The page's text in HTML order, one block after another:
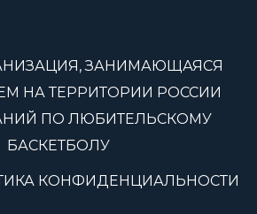
ЗАНИМАЮЩАЯСЯ
НА ТЕРРИТОРИИ РОССИИ
ПО ЛЮБИТЕЛЬСКОМУ
БАСКЕТБОЛУ
КОНФИДЕНЦИАЛЬНОСТИ